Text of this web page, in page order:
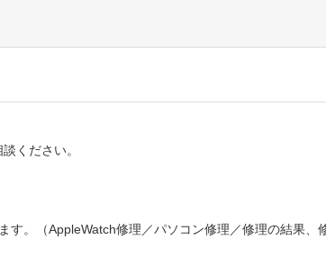
ください。
。（AppleWatch修理／パソコン修理／修理の結果、